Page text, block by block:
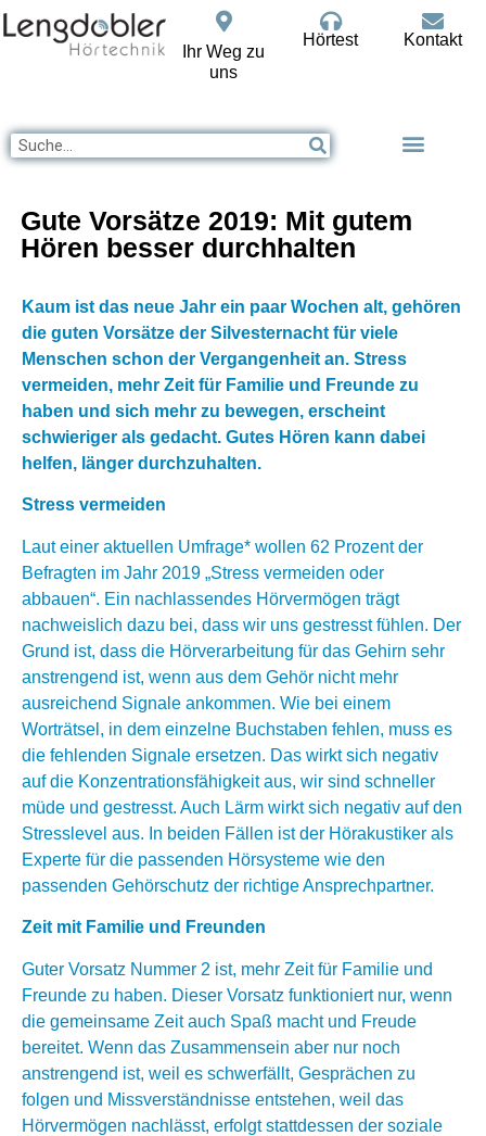
Ihr Weg zu
uns
Hörtest Kontakt
Gute Vorsätze 2019: Mit gutem
Hören besser durchhalten
Kaum ist das neue Jahr ein paar Wochen alt, gehören
die guten Vorsätze der Silvesternacht für viele
Menschen schon der Vergangenheit an. Stress
vermeiden, mehr Zeit für Familie und Freunde zu
haben und sich mehr zu bewegen, erscheint
schwieriger als gedacht. Gutes Hören kann dabei
helfen, länger durchzuhalten.
Stress vermeiden
Laut einer aktuellen Umfrage* wollen 62 Prozent der
Befragten im Jahr 2019 „Stress vermeiden oder
abbauen“. Ein nachlassendes Hörvermögen trägt
nachweislich dazu bei, dass wir uns gestresst fühlen. Der
Grund ist, dass die Hörverarbeitung für das Gehirn sehr
anstrengend ist, wenn aus dem Gehör nicht mehr
ausreichend Signale ankommen. Wie bei einem
Worträtsel, in dem einzelne Buchstaben fehlen, muss es
die fehlenden Signale ersetzen. Das wirkt sich negativ
auf die Konzentrationsfähigkeit aus, wir sind schneller
müde und gestresst. Auch Lärm wirkt sich negativ auf den
Stresslevel aus. In beiden Fällen ist der Hörakustiker als
Experte für die passenden Hörsysteme wie den
passenden Gehörschutz der richtige Ansprechpartner.
Zeit mit Familie und Freunden
Guter Vorsatz Nummer 2 ist, mehr Zeit für Familie und
Freunde zu haben. Dieser Vorsatz funktioniert nur, wenn
die gemeinsame Zeit auch Spaß macht und Freude
bereitet. Wenn das Zusammensein aber nur noch
anstrengend ist, weil es schwerfällt, Gesprächen zu
folgen und Missverständnisse entstehen, weil das
Hörvermögen nachlässt, erfolgt stattdessen der soziale